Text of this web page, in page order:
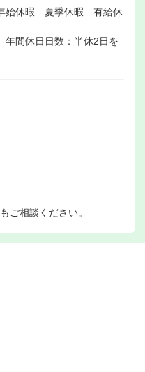
休暇 夏季休暇 有給休
年間休日日数：半休2日を
ご相談ください。